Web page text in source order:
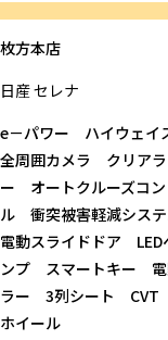
枚方本店
日産セレナ
e－パワー ハイウェイ
全周囲カメラ クリアラ
ー オートクルーズコン
ル 衝突被害軽減シス
電動スライドドア LED
ンプ スマートキー 電
ラー 3列シート CVT
ホイール